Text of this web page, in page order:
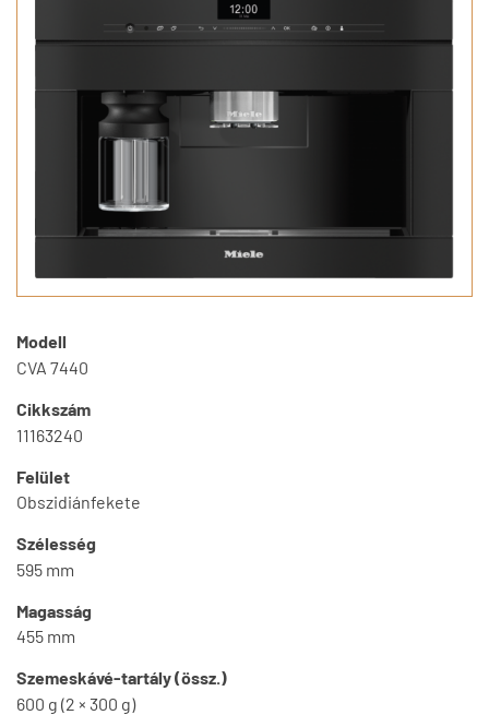
Modell
CVA 7440
Cikkszám
11163240
Felület
Obszidiánfekete
Szélesség
595 mm
Magasság
455 mm
Szemeskávé-tartály (össz.)
600 g (2 × 300 g)